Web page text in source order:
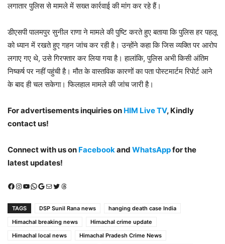
लगातार पुलिस से मामले में सख्त कार्रवाई की मांग कर रहे हैं।
डीएसपी पालमपुर सुनील राणा ने मामले की पुष्टि करते हुए बताया कि पुलिस हर पहलू
को ध्यान में रखते हुए गहन जांच कर रही है। उन्होंने कहा कि जिस व्यक्ति पर आरोप
लगाए गए थे, उसे गिरफ्तार कर लिया गया है। हालांकि, पुलिस अभी किसी अंतिम
निष्कर्ष पर नहीं पहुंची है। मौत के वास्तविक कारणों का पता पोस्टमार्टम रिपोर्ट आने
के बाद ही चल सकेगा। फिलहाल मामले की जांच जारी है।
For advertisements inquiries on HIM Live TV, Kindly
contact us!
Connect with us on Facebookand WhatsAppfor the
latest updates!
Facebook
Instagram
YouTube
WhatsApp
Google
MailX (Twitter)
Threads
TAGS DSP Sunil Rana news
hanging death case India
Himachal breaking news
Himachal crime update
Himachal local news
Himachal Pradesh Crime News